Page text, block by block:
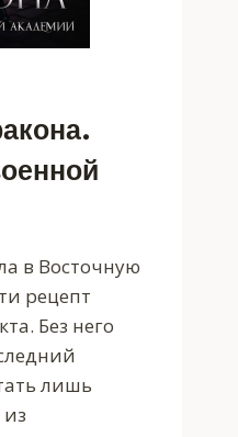
в Восточную
рецепт
Без него
лишь